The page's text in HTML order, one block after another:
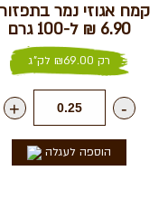
קמח אגוזי נמר
6.90 ₪ ל-100 גרם
רק ₪69.00 לק"ג
-
+
הוספה לעגלה